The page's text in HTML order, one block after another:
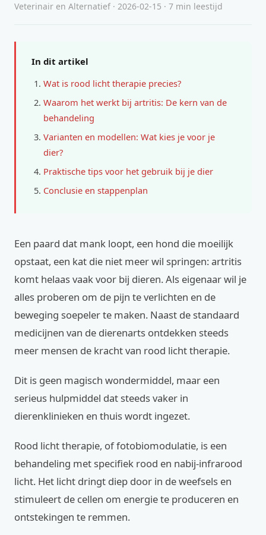
Veterinair en Alternatief · 2026-02-15 · 7 min leestijd
In dit artikel
Wat is rood licht therapie precies?
Waarom het werkt bij artritis: De kern van de
behandeling
Varianten en modellen: Wat kies je voor je
dier?
Praktische tips voor het gebruik bij je dier
Conclusie en stappenplan
Een paard dat mank loopt, een hond die moeilijk
opstaat, een kat die niet meer wil springen: artritis
komt helaas vaak voor bij dieren. Als eigenaar wil je
alles proberen om de pijn te verlichten en de
beweging soepeler te maken. Naast de standaard
medicijnen van de dierenarts ontdekken steeds
meer mensen de kracht van rood licht therapie.
Dit is geen magisch wondermiddel, maar een
serieus hulpmiddel dat steeds vaker in
dierenklinieken en thuis wordt ingezet.
Rood licht therapie, of fotobiomodulatie, is een
behandeling met specifiek rood en nabij-infrarood
licht. Het licht dringt diep door in de weefsels en
stimuleert de cellen om energie te produceren en
ontstekingen te remmen.